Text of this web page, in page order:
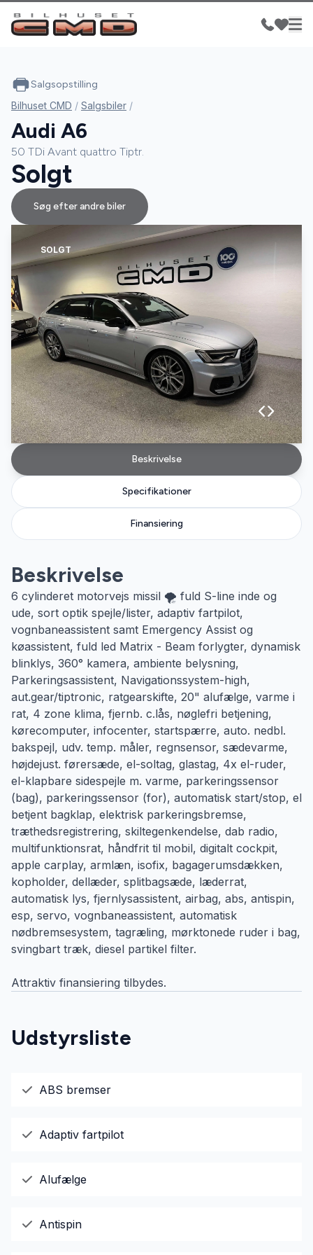
SOLGT
Specifikationer
Beskrivelse
Finansiering
Beskrivelse
6 cylinderet motorvejs missil 🌪️ fuld S-line inde og
ude, sort optik spejle/lister, adaptiv fartpilot,
vognbaneassistent samt Emergency Assist og
køassistent, fuld led Matrix - Beam forlygter, dynamisk
blinklys, 360° kamera, ambiente belysning,
Parkeringsassistent, Navigationssystem-high,
aut.gear/tiptronic, ratgearskifte, 20" alufælge, varme i
rat, 4 zone klima, fjernb. c.lås, nøglefri betjening,
kørecomputer, infocenter, startspærre, auto. nedbl.
bakspejl, udv. temp. måler, regnsensor, sædevarme,
højdejust. førersæde, el-soltag, glastag, 4x el-ruder,
el-klapbare sidespejle m. varme, parkeringssensor
(bag), parkeringssensor (for), automatisk start/stop, el
betjent bagklap, elektrisk parkeringsbremse,
træthedsregistrering, skiltegenkendelse, dab radio,
multifunktionsrat, håndfrit til mobil, digitalt cockpit,
apple carplay, armlæn, isofix, bagagerumsdækken,
kopholder, dellæder, splitbagsæde, læderrat,
automatisk lys, fjernlysassistent, airbag, abs, antispin,
esp, servo, vognbaneassistent, automatisk
nødbremsesystem, tagræling, mørktonede ruder i bag,
svingbart træk, diesel partikel filter.
Attraktiv finansiering tilbydes.
Udstyrsliste
ABS bremser
Adaptiv fartpilot
Alufælge
Antispin
Salgsopstilling
Bilhuset CMD / Salgsbiler /
Audi A6
50 TDi Avant quattro Tiptr.
Solgt
Søg efter andre biler